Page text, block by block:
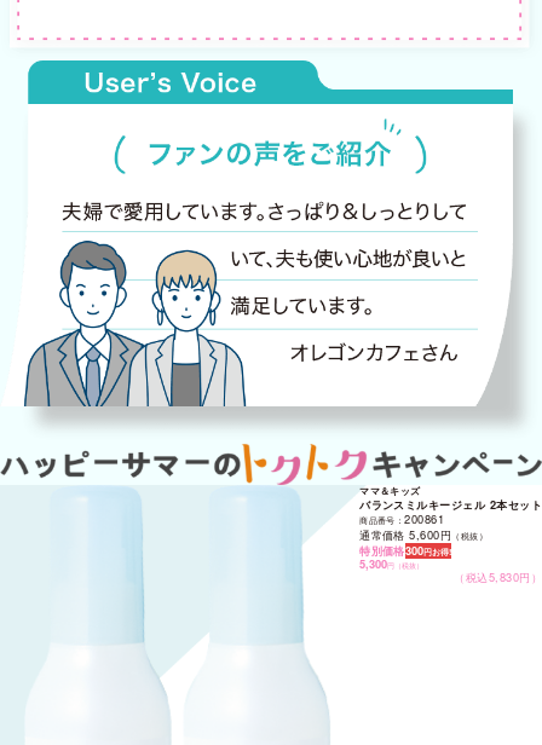
バランスミルキージェル 2本セット
商品番号：200861
通常価格 5,600円 （税抜）
特別価格300円お得!
5,300円 （税抜）
（税込5,830円）